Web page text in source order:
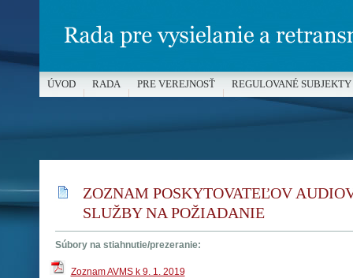
ZOZNAM POSKYTOVATEĽOV
SLUŽBY NA POŽIADANIE
Súbory na stiahnutie/prezeranie:
Zoznam AVMS k 9. 1. 2019
ÚVOD RADA PRE VEREJNOSŤ REGULOVANÉ SUBJEKTY